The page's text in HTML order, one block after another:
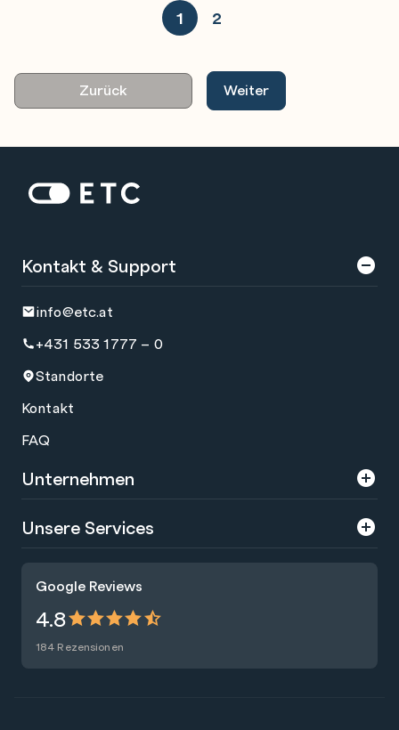
Zurück
1 2
Weiter
Startseite: ETC
Google Reviews
4.8
184 Rezensionen
Kontakt & Support
info@etc.at
+431 533 1777 – 0
Standorte
Kontakt
FAQ
Unternehmen
Über uns
Presse
Nachhaltigkeit
Blog
Unsere Services